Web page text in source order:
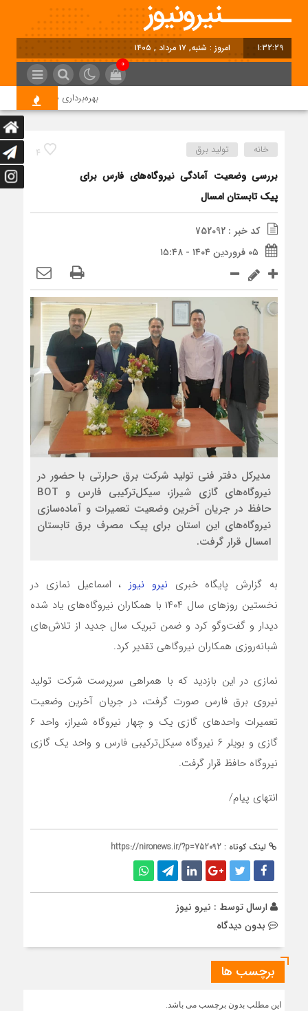
1:32:30 امروز : شنبه, ۱۷ مرداد , ۱۴۰۵
0
بهره‌برداری ظرفیت 95 مگاواتی نیروگاه خورشیدی شمس‌آباد در آینده نزدیک
4 خانه تولید برق
بررسی وضعیت آمادگی نیروگاه‌های فارس برای
پیک تابستان امسال
کد خبر : 752092
۰۵ فروردین ۱۴۰۴ - ۱۵:۴۸
مدیرکل دفتر فنی تولید شرکت برق حرارتی با حضور در
نیروگاه‌های گازی شیراز، سیکل‌ترکیبی فارس و BOT
حافظ در جریان آخرین وضعیت تعمیرات و آماده‌سازی
نیروگاه‌های این استان برای پیک مصرف برق تابستان
امسال قرار گرفت.
به گزارش پایگاه خبری نیرو نیوز، اسماعیل نمازی در
نخستین روزهای سال ۱۴۰۴ با همکاران نیروگاه‌های یاد شده
دیدار و گفت‌وگو کرد و ضمن تبریک سال جدید از تلاش‌های
شبانه‌روزی همکاران نیروگاهی تقدیر کرد.
نمازی در این بازدید که با همراهی سرپرست شرکت تولید
نیروی برق فارس صورت گرفت، در جریان آخرین وضعیت
تعمیرات واحدهای گازی یک و چهار نیروگاه شیراز، واحد ۶
گازی و بویلر ۶ نیروگاه سیکل‌ترکیبی فارس و واحد یک گازی
نیروگاه حافظ قرار گرفت.
انتهای پیام/
لینک کوتاه : https://nironews.ir/?p=752092
ارسال توسط : نیرو نیوز
بدون دیدگاه
برچسب ها
این مطلب بدون برچسب می باشد.